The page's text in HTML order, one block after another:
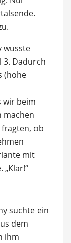
wusste
3. Dadurch
(hohe
wir beim
machen
ob
mit
suchte ein
dem
ihm